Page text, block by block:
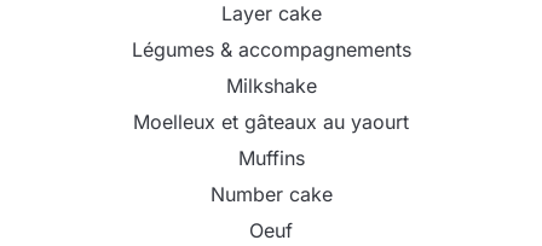
Layer cake
Légumes & accompagnements
Milkshake
Moelleux et gâteaux au yaourt
Muffins
Number cake
Oeuf